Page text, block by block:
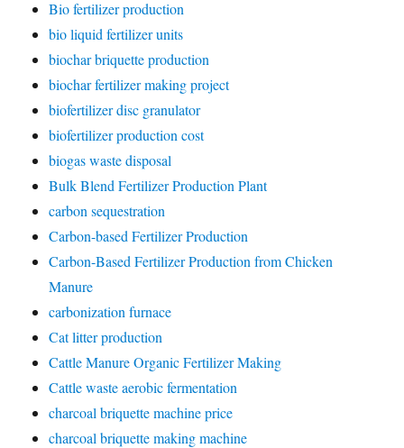
Bio fertilizer production
bio liquid fertilizer units
biochar briquette production
biochar fertilizer making project
biofertilizer disc granulator
biofertilizer production cost
biogas waste disposal
Bulk Blend Fertilizer Production Plant
carbon sequestration
Carbon-based Fertilizer Production
Carbon-Based Fertilizer Production from Chicken
Manure
carbonization furnace
Cat litter production
Cattle Manure Organic Fertilizer Making
Cattle waste aerobic fermentation
charcoal briquette machine price
charcoal briquette making machine